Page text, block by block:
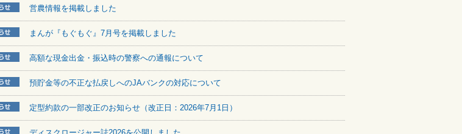
営農情報を掲載しました
まんが『もぐもぐ』7月号を掲載しました
高額な現金出金・振込時の警察への通報について
預貯金等の不正な払戻しへのJAバンクの対応について
定型約款の一部改正のお知らせ（改正日：2026年7月1日）